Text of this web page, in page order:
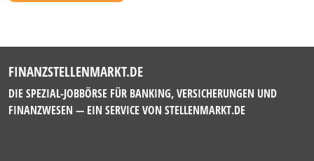
FINANZSTELLENMARKT.DE
DIE SPEZIAL-JOBBÖRSE FÜR BANKING, VERSICHERUNGEN UND
FINANZWESEN — EIN SERVICE VON STELLENMARKT.DE